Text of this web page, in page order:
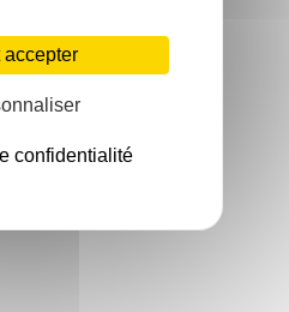
accepter
confidentialité